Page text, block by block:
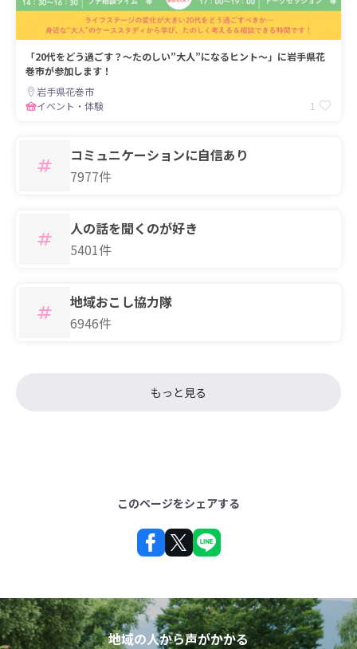
「20代をどう過ごす？～たのしい”大人”になるヒント～」に岩手県花
巻市が参加します！
岩手県花巻市
イベント・体験
1
コミュニケーションに自信あり
7977件
人の話を聞くのが好き
5401件
地域おこし協力隊
6946件
もっと見る
このページをシェアする
地域の人から声がかかる